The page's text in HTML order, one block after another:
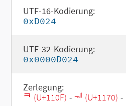
UTF-16-Kodierung:
0xD024
UTF-32-Kodierung:
0x0000D024
Zerlegung:
ᄏ (U+110F) - ᅰ (U+1170) -